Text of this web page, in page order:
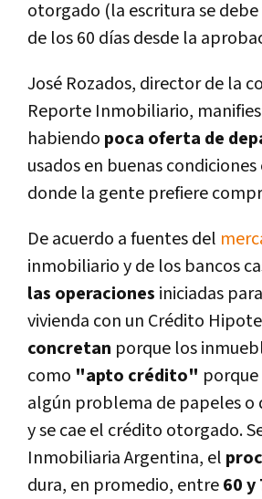
otorgado (la escritura se
de los 60 dí­as desde la
José Rozados, director de la
Reporte Inmobiliario,
habiendo poca oferta de
usados en buenas
donde la gente prefiere
De acuerdo a fuentes del
inmobiliario y de los bancos
las operaciones iniciadas
vivienda con un Crédito
concretan porque los
como "apto crédito"
algún problema de papeles o
y se cae el crédito otorgado.
Inmobiliaria Argentina, el
dura, en promedio, entre60 y